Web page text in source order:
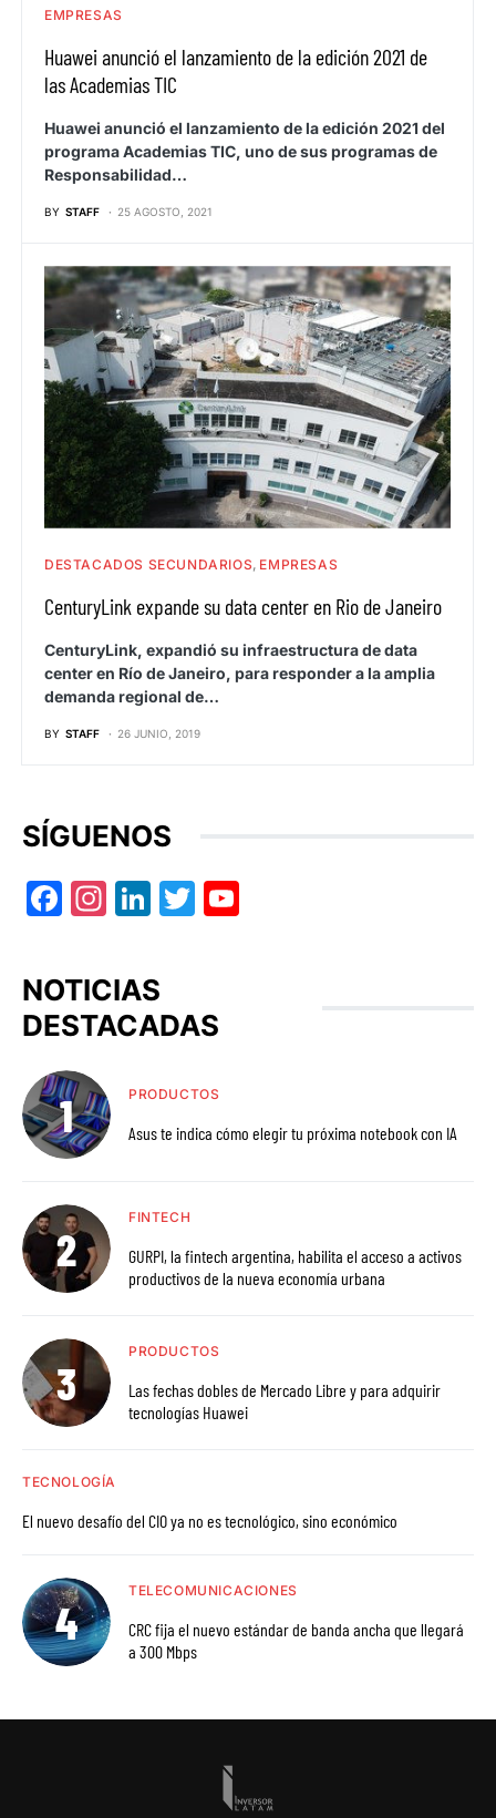
EMPRESAS
Huawei anunció el lanzamiento de la edición 2021 de
las Academias TIC
Huawei anunció el lanzamiento de la edición 2021 del
programa Academias TIC, uno de sus programas de
Responsabilidad…
BY STAFF 25 AGOSTO, 2021
DESTACADOS SECUNDARIOS EMPRESAS
CenturyLink expande su data center en Rio de Janeiro
CenturyLink, expandió su infraestructura de data
center en Río de Janeiro, para responder a la amplia
demanda regional de…
BY STAFF 26 JUNIO, 2019
SÍGUENOS
Facebook
Instagram
LinkedIn
Twitter
NOTICIAS
DESTACADAS
PRODUCTOS
Asus te indica cómo elegir tu próxima notebook con IA
FINTECH
GURPI, la fintech argentina, habilita el acceso a activos
productivos de la nueva economía urbana
PRODUCTOS
Las fechas dobles de Mercado Libre y para adquirir
tecnologías Huawei
TECNOLOGÍA
El nuevo desafío del CIO ya no es tecnológico, sino económico
TELECOMUNICACIONES
CRC fija el nuevo estándar de banda ancha que llegará
a 300 Mbps